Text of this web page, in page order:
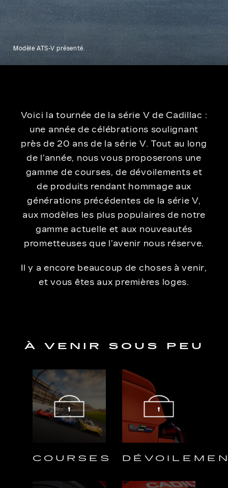
Modèle ATS-V présenté.
Voici la tournée de la série V de Cadillac :
une année de célébrations soulignant
près de 20 ans de la série V. Tout au long
de l’année, nous vous proposerons une
gamme de courses, de dévoilements et
de produits rendant hommage aux
générations précédentes de la série V,
aux modèles les plus populaires de notre
gamme actuelle et aux nouveautés
prometteuses que l’avenir nous réserve.
Il y a encore beaucoup de choses à venir,
et vous êtes aux premières loges.
À VENIR SOUS PEU
COURSES